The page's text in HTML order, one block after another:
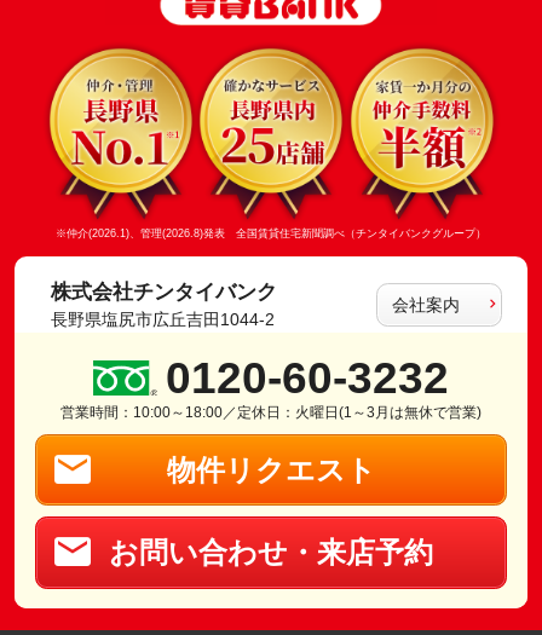
※仲介(2026.1)、管理(2026.8)発表 全国賃貸住宅新聞調べ（チンタイバンクグループ）
株式会社チンタイバンク
長野県塩尻市広丘吉田1044-2
会社案内
0120-60-3232
営業時間：10:00～18:00／定休日：火曜日(1～3月は無休で営業)
物件リクエスト
お問い合わせ・来店予約